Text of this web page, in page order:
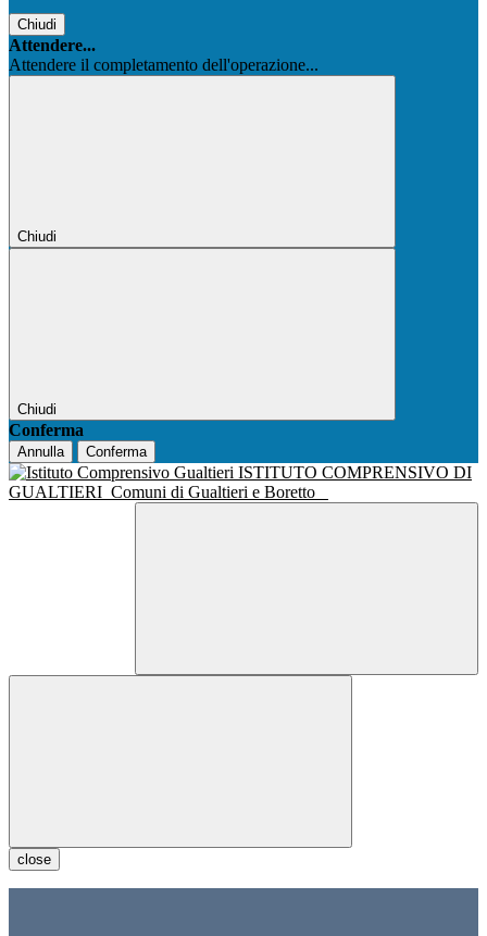
Chiudi
Attendere...
Attendere il completamento dell'operazione...
Chiudi
Chiudi
Conferma
Annulla Conferma
ISTITUTO COMPRENSIVO DI
GUALTIERI Comuni di Gualtieri e Boretto
close